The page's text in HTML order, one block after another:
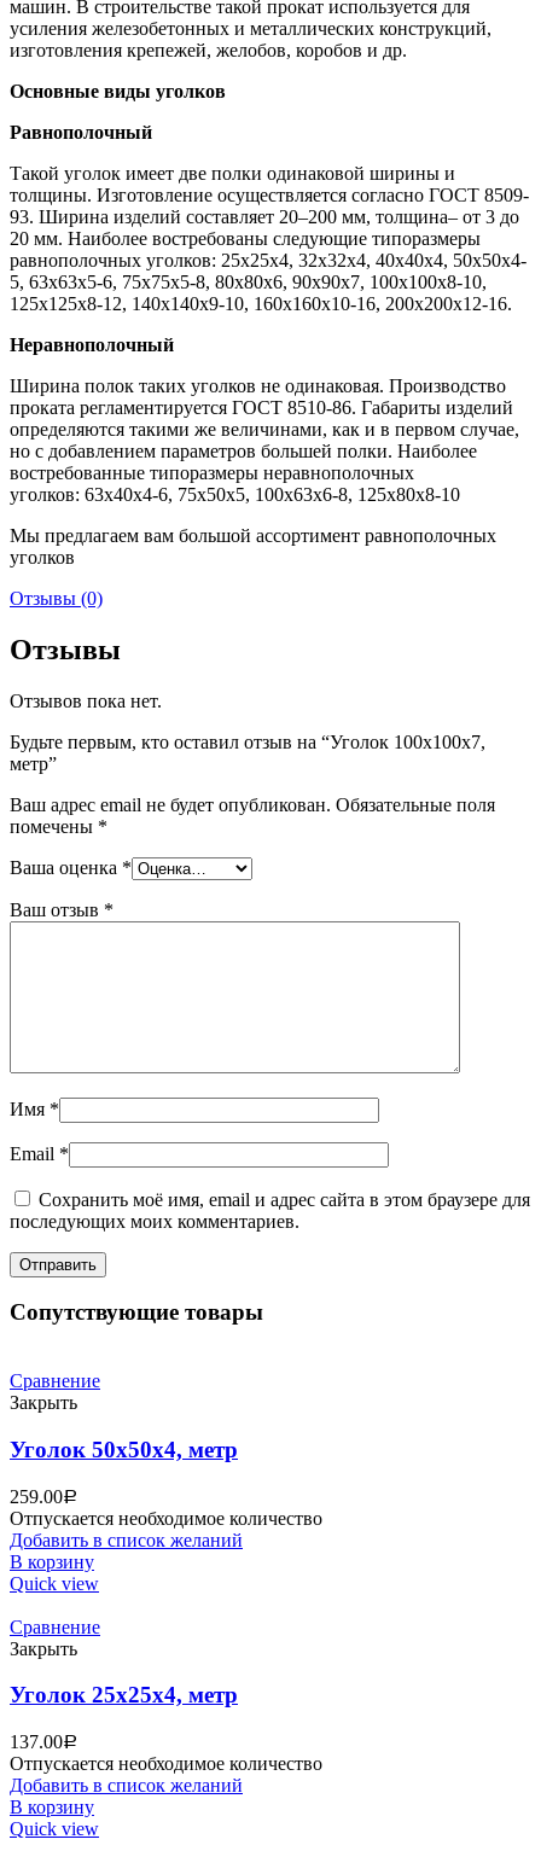
машин. В строительстве такой прокат используется для
усиления железобетонных и металлических конструкций,
изготовления крепежей, желобов, коробов и др.
Основные виды уголков
Равнополочный
Такой уголок имеет две полки одинаковой ширины и
толщины. Изготовление осуществляется согласно ГОСТ 8509-
93. Ширина изделий составляет 20–200 мм, толщина– от 3 до
20 мм. Наиболее востребованы следующие типоразмеры
равнополочных уголков: 25х25х4, 32х32х4, 40х40х4, 50х50х4-
5, 63х63х5-6, 75х75х5-8, 80х80х6, 90х90х7, 100х100х8-10,
125х125х8-12, 140х140х9-10, 160х160х10-16, 200х200х12-16.
Неравнополочный
Ширина полок таких уголков не одинаковая. Производство
проката регламентируется ГОСТ 8510-86. Габариты изделий
определяются такими же величинами, как и в первом случае,
но с добавлением параметров большей полки. Наиболее
востребованные типоразмеры неравнополочных
уголков: 63х40х4-6, 75х50х5, 100х63х6-8, 125х80х8-10
Мы предлагаем вам большой ассортимент равнополочных
уголков
Отзывы (0)
Отзывы
Отзывов пока нет.
Будьте первым, кто оставил отзыв на “Уголок 100х100х7,
метр”
Ваш адрес email не будет опубликован. Обязательные поля
помечены *
Ваша оценка *
Ваш отзыв *
Имя *
Email *
Сохранить моё имя, email и адрес сайта в этом браузере для
последующих моих комментариев.
Сопутствующие товары
Сравнение
Закрыть
Уголок 50х50х4, метр
259.00Р
Отпускается необходимое количество
Добавить в список желаний
В корзину
Quick view
Сравнение
Закрыть
Уголок 25х25х4, метр
137.00Р
Отпускается необходимое количество
Добавить в список желаний
В корзину
Quick view